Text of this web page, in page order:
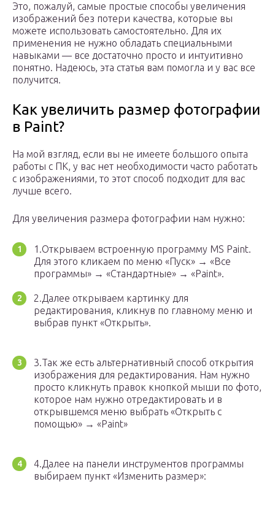
Это, пожалуй, самые простые способы увеличения
изображений без потери качества, которые вы
можете использовать самостоятельно. Для их
применения не нужно обладать специальными
навыками — все достаточно просто и интуитивно
понятно. Надеюсь, эта статья вам помогла и у вас все
получится.
Как увеличить размер фотографии
в Paint?
На мой взгляд, если вы не имеете большого опыта
работы с ПК, у вас нет необходимости часто работать
с изображениями, то этот способ подходит для вас
лучше всего.
Для увеличения размера фотографии нам нужно:
1.Открываем встроенную программу MS Paint.
Для этого кликаем по меню «Пуск» → «Все
программы» → «Стандартные» → «Paint».
2.Далее открываем картинку для
редактирования, кликнув по главному меню и
выбрав пункт «Открыть».
3.Так же есть альтернативный способ открытия
изображения для редактирования. Нам нужно
просто кликнуть правок кнопкой мыши по фото,
которое нам нужно отредактировать и в
открывшемся меню выбрать «Открыть с
помощью» → «Paint»
4.Далее на панели инструментов программы
выбираем пункт «Изменить размер»: